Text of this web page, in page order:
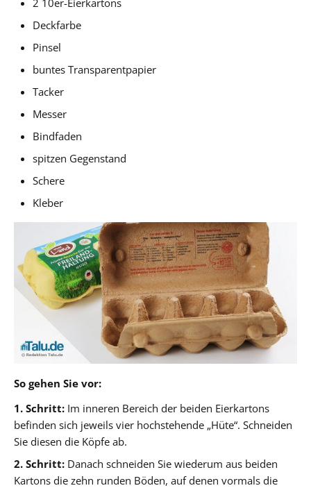
Deckfarbe
Pinsel
buntes Transparentpapier
Tacker
Messer
Bindfaden
spitzen Gegenstand
Schere
Kleber
So gehen Sie vor:
1. Schritt: Im inneren Bereich der beiden Eierkartons
befinden sich jeweils vier hochstehende „Hüte“. Schneiden
Sie diesen die Köpfe ab.
2. Schritt: Danach schneiden Sie wiederum aus beiden
Kartons die zehn runden Böden, auf denen vormals die